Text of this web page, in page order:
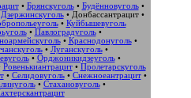
• Брянскуголь• Будённовуголь•
Дзержинскуголь• Донбассантрацит•
• Куйбышевуголь
• Павлоградуголь•
• Краснодонуголь•
• Луганскуголь•
• Орджоникидзеуголь•
Ровенькиантрацит• Пролетарскуголь
• Селидовуголь• Снежноеантрацит•
• Стахановуголь•